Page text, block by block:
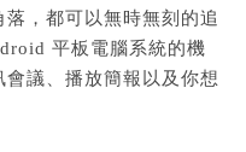
，都可以無時無刻的追
平板電腦系統的機
議、播放簡報以及你想